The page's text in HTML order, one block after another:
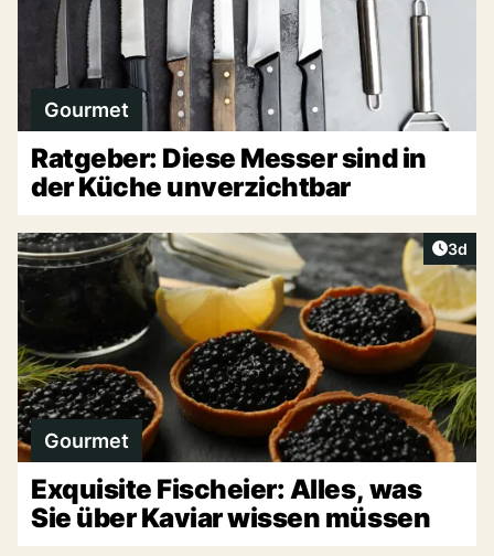
Gourmet
Ratgeber: Diese Messer sind in
der Küche unverzichtbar
3d
Gourmet
Exquisite Fischeier: Alles, was
Sie über Kaviar wissen müssen